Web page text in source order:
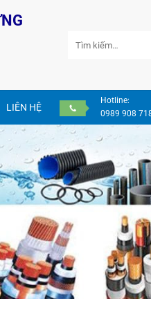
kiếm:
LIÊN HỆ
Hotline:
0989 908